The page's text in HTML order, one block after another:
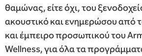
θαμώνας, είτε όχι, του
ακουστικό και ενημερώσου από
και έμπειρο προσωπικού του
Wellness, για όλα τα